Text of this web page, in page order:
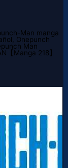
Man manga
Onepunch
Man
【Manga 218】